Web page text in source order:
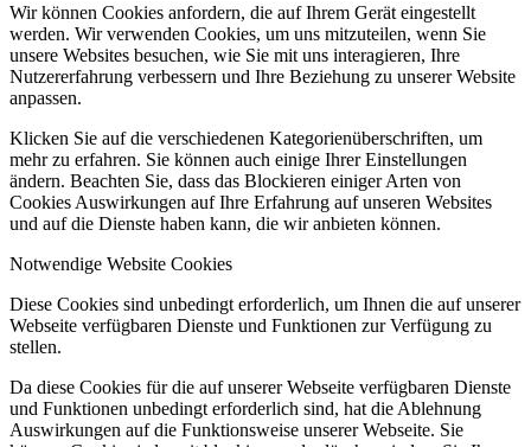
Wir können Cookies anfordern, die auf Ihrem Gerät eingestellt
werden. Wir verwenden Cookies, um uns mitzuteilen, wenn Sie
unsere Websites besuchen, wie Sie mit uns interagieren, Ihre
Nutzererfahrung verbessern und Ihre Beziehung zu unserer Website
anpassen.
Klicken Sie auf die verschiedenen Kategorienüberschriften, um
mehr zu erfahren. Sie können auch einige Ihrer Einstellungen
ändern. Beachten Sie, dass das Blockieren einiger Arten von
Cookies Auswirkungen auf Ihre Erfahrung auf unseren Websites
und auf die Dienste haben kann, die wir anbieten können.
Notwendige Website Cookies
Diese Cookies sind unbedingt erforderlich, um Ihnen die auf unserer
Webseite verfügbaren Dienste und Funktionen zur Verfügung zu
stellen.
Da diese Cookies für die auf unserer Webseite verfügbaren Dienste
und Funktionen unbedingt erforderlich sind, hat die Ablehnung
Auswirkungen auf die Funktionsweise unserer Webseite. Sie